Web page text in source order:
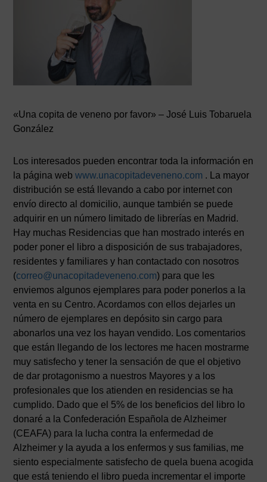
«Una copita de veneno por favor» – José Luis Tobaruela
González
Los interesados pueden encontrar toda la información en
la página webwww.unacopitadeveneno.com . La mayor
distribución se está llevando a cabo por internet con
envío directo al domicilio, aunque también se puede
adquirir en un número limitado de librerías en Madrid.
Hay muchas Residencias que han mostrado interés en
poder poner el libro a disposición de sus trabajadores,
residentes y familiares y han contactado con nosotros
(correo@unacopitadeveneno.com) para que les
enviemos algunos ejemplares para poder ponerlos a la
venta en su Centro. Acordamos con ellos dejarles un
número de ejemplares en depósito sin cargo para
abonarlos una vez los hayan vendido. Los comentarios
que están llegando de los lectores me hacen mostrarme
muy satisfecho y tener la sensación de que el objetivo
de dar protagonismo a nuestros Mayores y a los
profesionales que los atienden en residencias se ha
cumplido. Dado que el 5% de los beneficios del libro lo
donaré a la Confederación Española de Alzheimer
(CEAFA) para la lucha contra la enfermedad de
Alzheimer y la ayuda a los enfermos y sus familias, me
siento especialmente satisfecho de quela buena acogida
que está teniendo el libro pueda incrementar el importe